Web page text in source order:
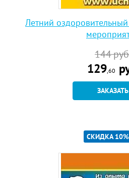
Летний
144
129,60
ЗАКАЗАТЬ
СКИДКА 10%